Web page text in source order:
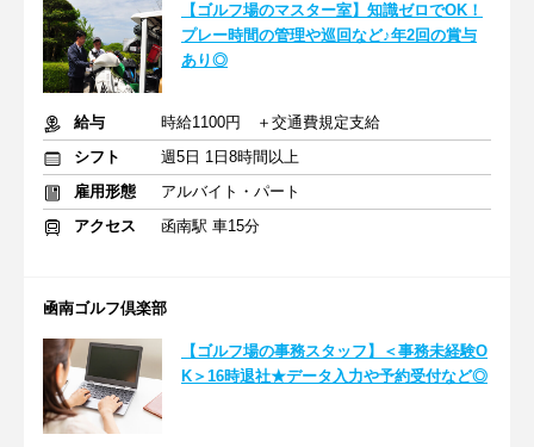
【ゴルフ場のマスター室】知識ゼロでOK！
プレー時間の管理や巡回など♪年2回の賞与
あり◎
給与
時給1100円 ＋交通費規定支給
シフト
週5日 1日8時間以上
雇用形態
アルバイト・パート
アクセス
函南駅 車15分
凾南ゴルフ倶楽部
【ゴルフ場の事務スタッフ】＜事務未経験O
K＞16時退社★データ入力や予約受付など◎